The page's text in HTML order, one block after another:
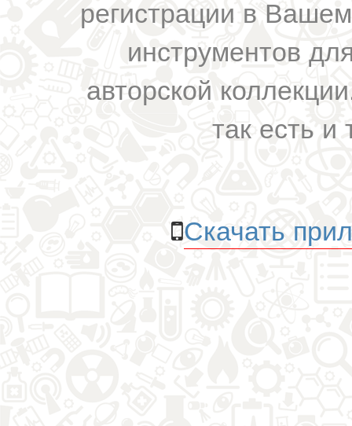
регистрации в
инструментов
авторской
так есть и
Скачать